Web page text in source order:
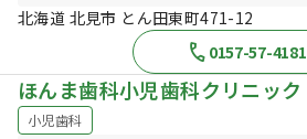
北海道 北見市 とん田東町471-12
0157-57-4181
ほんま歯科小児歯科クリニック
小児歯科